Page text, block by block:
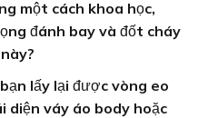
một cách khoa học,
đánh bay và đốt cháy
lấy lại được vòng eo
diện váy áo body hoặc